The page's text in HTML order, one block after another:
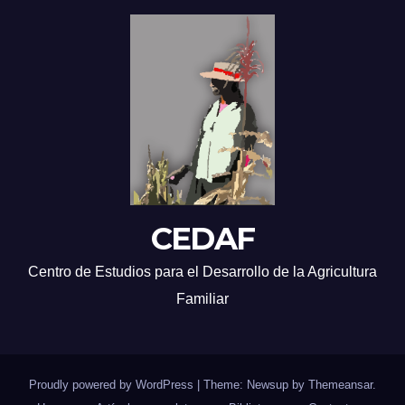
CEDAF
Centro de Estudios para el Desarrollo de la Agricultura
Familiar
Proudly powered by WordPress Theme: Newsup by Themeansar.